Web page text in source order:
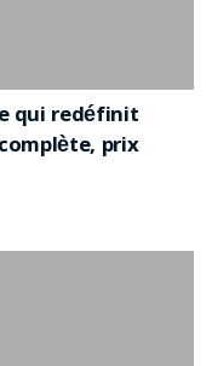
qui redéfinit
prix